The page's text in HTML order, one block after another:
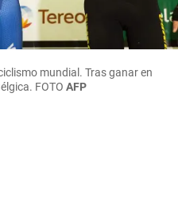
mundial. Tras ganar en
FOTO AFP